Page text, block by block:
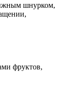
шнурком,
фруктов,